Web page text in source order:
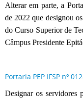
Alterar em parte, a
de 2022 que designou
do Curso Superior de
Câmpus Presidente
Portaria PEP IFSP nº
Designar os servidores